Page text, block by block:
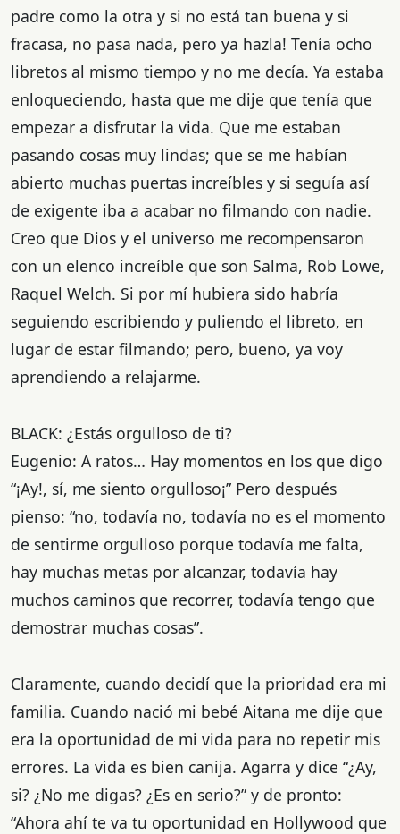
padre como la otra y si no está tan buena y si
fracasa, no pasa nada, pero ya hazla! Tenía ocho
libretos al mismo tiempo y no me decía. Ya estaba
enloqueciendo, hasta que me dije que tenía que
empezar a disfrutar la vida. Que me estaban
pasando cosas muy lindas; que se me habían
abierto muchas puertas increíbles y si seguía así
de exigente iba a acabar no filmando con nadie.
Creo que Dios y el universo me recompensaron
con un elenco increíble que son Salma, Rob Lowe,
Raquel Welch. Si por mí hubiera sido habría
seguiendo escribiendo y puliendo el libreto, en
lugar de estar filmando; pero, bueno, ya voy
aprendiendo a relajarme.
BLACK: ¿Estás orgulloso de ti?
Eugenio: A ratos… Hay momentos en los que digo
“¡Ay!, sí, me siento orgulloso¡” Pero después
pienso: “no, todavía no, todavía no es el momento
de sentirme orgulloso porque todavía me falta,
hay muchas metas por alcanzar, todavía hay
muchos caminos que recorrer, todavía tengo que
demostrar muchas cosas”.
Claramente, cuando decidí que la prioridad era mi
familia. Cuando nació mi bebé Aitana me dije que
era la oportunidad de mi vida para no repetir mis
errores. La vida es bien canija. Agarra y dice “¿Ay,
si? ¿No me digas? ¿Es en serio?” y de pronto:
“Ahora ahí te va tu oportunidad en Hollywood que